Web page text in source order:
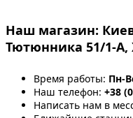
Наш магазин:
Тютюнника 51/1-
Время работы: Пн-
Наш телефон: +38
Написать нам в